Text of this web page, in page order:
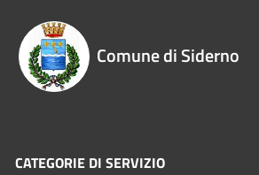
Comune di Siderno
CATEGORIE DI SERVIZIO